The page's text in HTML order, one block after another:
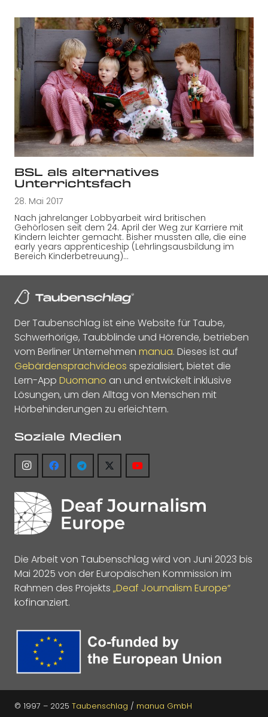
BSL als alternatives
Unterrichtsfach
28. Mai 2017
Nach jahrelanger Lobbyarbeit wird britischen
Gehörlosen seit dem 24. April der Weg zur Karriere mit
Kindern leichter gemacht. Bisher mussten alle, die eine
early years apprenticeship (Lehrlingsausbildung im
Bereich Kinderbetreuung)…
Der Taubenschlag ist eine Website für Taube,
Schwerhörige, Taubblinde und Hörende, betrieben
vom Berliner Unternehmen manua. Dieses ist auf
Gebärdensprachvideos spezialisiert, bietet die
Lern-App Duomano an und entwickelt inklusive
Lösungen, um den Alltag von Menschen mit
Hörbehinderungen zu erleichtern.
Soziale Medien
Die Arbeit von Taubenschlag wird von Juni 2023 bis
Mai 2025 von der Europäischen Kommission im
Rahmen des Projekts „Deaf Journalism Europe“
kofinanziert.
© 1997 – 2025 Taubenschlag / manua GmbH